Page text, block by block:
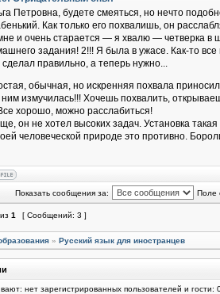
Петровна, будете смеяться, но нечто
Как только его похвалишь, он
и очень старается — я хвалю — четверка
задания! 2!!! Я была в ужасе. Как-то
сделал правильно, а теперь нужно...
обычная, но искренняя похвала
измучилась!!! Хочешь похвалить,
хорошо, можно расслабиться!
он не хотел высоких задач. Установка
человеческой природе это противно.
Показать сообщения за: Поле
из 1 [ Сообщений: 3 ]
» Русский язык для иностранцев
нет зарегистрированных пользователей и гости: